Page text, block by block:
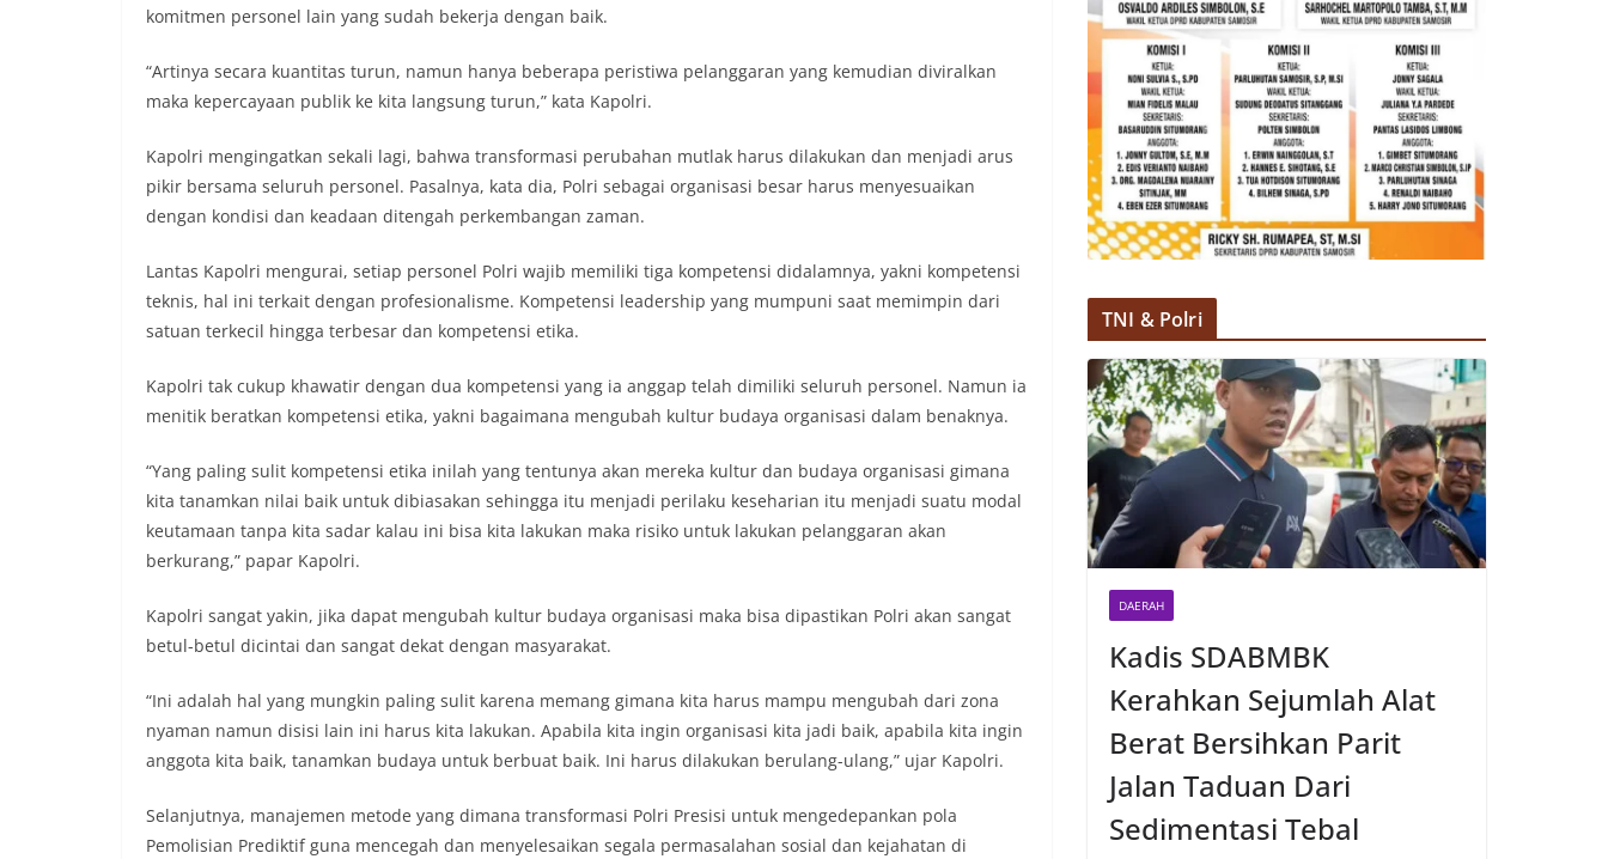
komitmen personel lain yang sudah bekerja dengan baik.
“Artinya secara kuantitas turun, namun hanya beberapa peristiwa pelanggaran yang kemudian diviralkan
maka kepercayaan publik ke kita langsung turun,” kata Kapolri.
Kapolri mengingatkan sekali lagi, bahwa transformasi perubahan mutlak harus dilakukan dan menjadi arus
pikir bersama seluruh personel. Pasalnya, kata dia, Polri sebagai organisasi besar harus menyesuaikan
dengan kondisi dan keadaan ditengah perkembangan zaman.
Lantas Kapolri mengurai, setiap personel Polri wajib memiliki tiga kompetensi didalamnya, yakni kompetensi
teknis, hal ini terkait dengan profesionalisme. Kompetensi leadership yang mumpuni saat memimpin dari
satuan terkecil hingga terbesar dan kompetensi etika.
Kapolri tak cukup khawatir dengan dua kompetensi yang ia anggap telah dimiliki seluruh personel. Namun ia
menitik beratkan kompetensi etika, yakni bagaimana mengubah kultur budaya organisasi dalam benaknya.
“Yang paling sulit kompetensi etika inilah yang tentunya akan mereka kultur dan budaya organisasi gimana
kita tanamkan nilai baik untuk dibiasakan sehingga itu menjadi perilaku keseharian itu menjadi suatu modal
keutamaan tanpa kita sadar kalau ini bisa kita lakukan maka risiko untuk lakukan pelanggaran akan
berkurang,” papar Kapolri.
Kapolri sangat yakin, jika dapat mengubah kultur budaya organisasi maka bisa dipastikan Polri akan sangat
betul-betul dicintai dan sangat dekat dengan masyarakat.
“Ini adalah hal yang mungkin paling sulit karena memang gimana kita harus mampu mengubah dari zona
nyaman namun disisi lain ini harus kita lakukan. Apabila kita ingin organisasi kita jadi baik, apabila kita ingin
anggota kita baik, tanamkan budaya untuk berbuat baik. Ini harus dilakukan berulang-ulang,” ujar Kapolri.
Selanjutnya, manajemen metode yang dimana transformasi Polri Presisi untuk mengedepankan pola
Pemolisian Prediktif guna mencegah dan menyelesaikan segala permasalahan sosial dan kejahatan di
TNI & Polri
DAERAH
Kadis SDABMBK
Kerahkan Sejumlah Alat
Berat Bersihkan Parit
Jalan Taduan Dari
Sedimentasi Tebal